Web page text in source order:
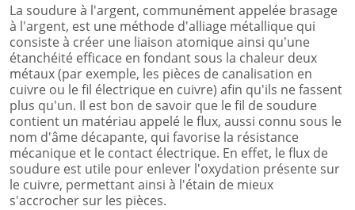
La soudure à l'argent, communément appelée brasage
à l'argent, est une méthode d'alliage métallique qui
consiste à créer une liaison atomique ainsi qu'une
étanchéité efficace en fondant sous la chaleur deux
métaux (par exemple, les pièces de canalisation en
cuivre ou le fil électrique en cuivre) afin qu'ils ne fassent
plus qu'un. Il est bon de savoir que le fil de soudure
contient un matériau appelé le flux, aussi connu sous le
nom d'âme décapante, qui favorise la résistance
mécanique et le contact électrique. En effet, le flux de
soudure est utile pour enlever l'oxydation présente sur
le cuivre, permettant ainsi à l'étain de mieux
s'accrocher sur les pièces.